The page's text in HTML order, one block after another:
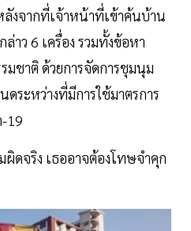
งจากที่เจ้าหน้าที่เข้าค้นบ้าน
าว 6 เครื่อง รวมทั้งข้อหา
มชาติ ด้วยการจัดการชุมนุม
ระหว่างที่มีการใช้มาตรการ
19
ดจริง เธออาจต้องโทษจำคุก